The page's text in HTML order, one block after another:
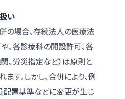
い
の場合、存続法人の医療法
、各診療科の開設許可、各
、労災指定など）は原則と
す。しかし、合併により、例
置基準などに変更が生じ